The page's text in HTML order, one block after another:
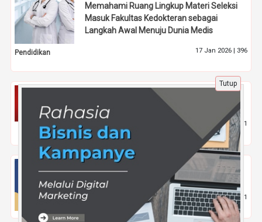
Memahami Ruang Lingkup Materi Seleksi
Masuk Fakultas Kedokteran sebagai
Langkah Awal Menuju Dunia Medis
Pendidikan 17 Jan 2026 | 396
Ini Dia Cara Terbaru Menaikkan Subscriber
dengan Jasa Comment di Youtube
Gadget 28 Sep 2021 |1861
Optimalisasi Tim dan Loyalitas Pelanggan
Berbasis Lokasi untuk Tahun 2026
Tips 4 Apr 2026 |191
Tutup